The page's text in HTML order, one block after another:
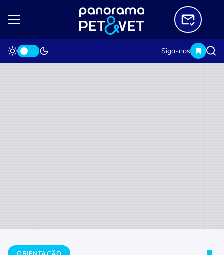
Siga-nos
Home Orientação 7 sinais para saber se seu cachorro te